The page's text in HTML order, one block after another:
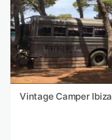
Vintage Camper Ibiza